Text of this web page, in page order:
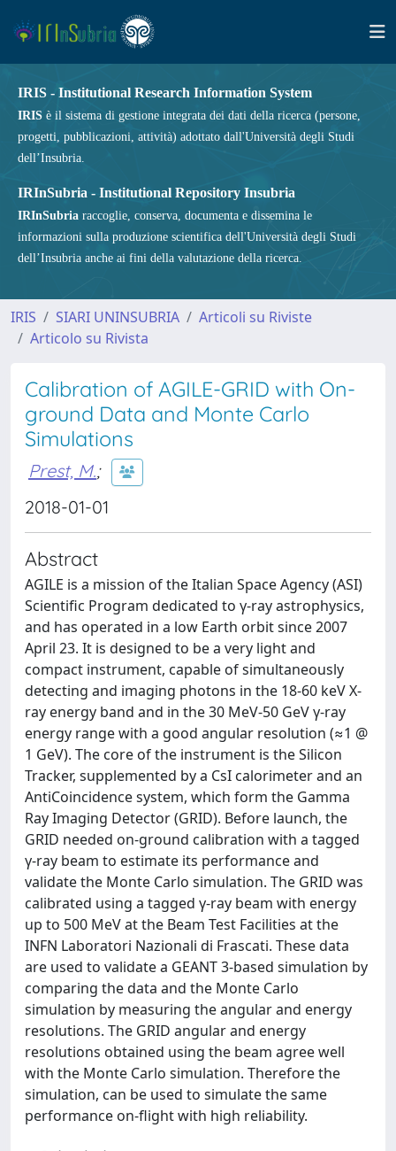
IRIS - Institutional Research Information System
IRIS è il sistema di gestione integrata dei dati della ricerca (persone,
progetti, pubblicazioni, attività) adottato dall'Università degli Studi
dell’Insubria.
IRInSubria - Institutional Repository Insubria
IRInSubria raccoglie, conserva, documenta e dissemina le
informazioni sulla produzione scientifica dell'Università degli Studi
dell’Insubria anche ai fini della valutazione della ricerca.
IRIS SIARI UNINSUBRIA
Articoli su Riviste
Articolo su Rivista
Calibration of AGILE-GRID with On-
ground Data and Monte Carlo
Simulations
Prest, M.;
2018-01-01
Abstract
AGILE is a mission of the Italian Space Agency (ASI)
Scientific Program dedicated to γ-ray astrophysics,
and has operated in a low Earth orbit since 2007
April 23. It is designed to be a very light and
compact instrument, capable of simultaneously
detecting and imaging photons in the 18-60 keV X-
ray energy band and in the 30 MeV-50 GeV γ-ray
energy range with a good angular resolution (≈1 @
1 GeV). The core of the instrument is the Silicon
Tracker, supplemented by a CsI calorimeter and an
AntiCoincidence system, which form the Gamma
Ray Imaging Detector (GRID). Before launch, the
GRID needed on-ground calibration with a tagged
γ-ray beam to estimate its performance and
validate the Monte Carlo simulation. The GRID was
calibrated using a tagged γ-ray beam with energy
up to 500 MeV at the Beam Test Facilities at the
INFN Laboratori Nazionali di Frascati. These data
are used to validate a GEANT 3-based simulation by
comparing the data and the Monte Carlo
simulation by measuring the angular and energy
resolutions. The GRID angular and energy
resolutions obtained using the beam agree well
with the Monte Carlo simulation. Therefore the
simulation, can be used to simulate the same
performance on-flight with high reliability.